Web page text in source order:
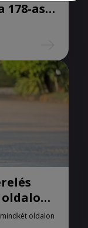
178-as
oldalon